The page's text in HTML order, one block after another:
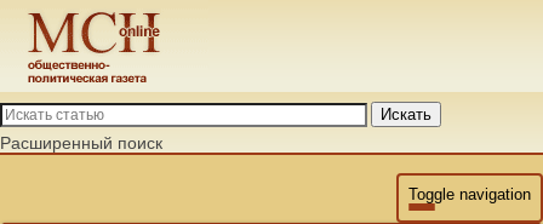
Искать
Расширенный поиск
Toggle navigation